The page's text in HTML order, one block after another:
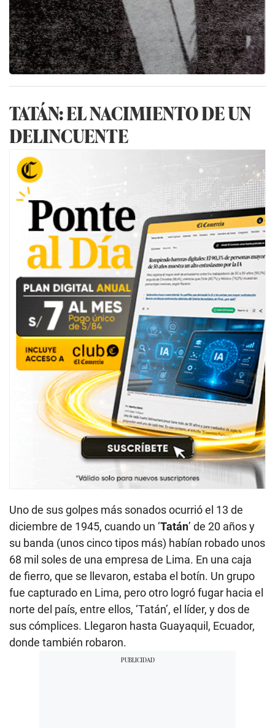
TATÁN: EL NACIMIENTO DE UN
DELINCUENTE
Uno de sus golpes más sonados ocurrió el 13 de
diciembre de 1945, cuando un ‘Tatán’ de 20 años y
su banda (unos cinco tipos más) habían robado unos
68 mil soles de una empresa de Lima. En una caja
de fierro, que se llevaron, estaba el botín. Un grupo
fue capturado en Lima, pero otro logró fugar hacia el
norte del país, entre ellos, ‘Tatán’, el líder, y dos de
sus cómplices. Llegaron hasta Guayaquil, Ecuador,
donde también robaron.